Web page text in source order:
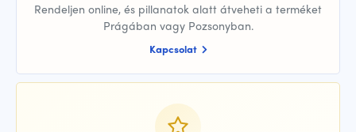
Rendeljen online, és pillanatok alatt átveheti a terméket
Prágában vagy Pozsonyban.
Kapcsolat